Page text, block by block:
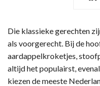
Die klassieke gerechten
als voorgerecht. Bij de
aardappelkroketjes,
altijd het populairst,
kiezen de meeste